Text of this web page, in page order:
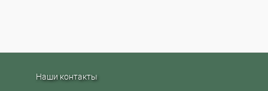
Наши контакты